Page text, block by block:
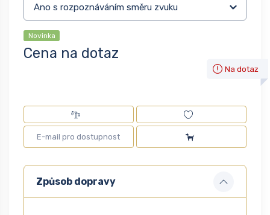
Novinka
Cena na dotaz
Na dotaz
Způsob dopravy